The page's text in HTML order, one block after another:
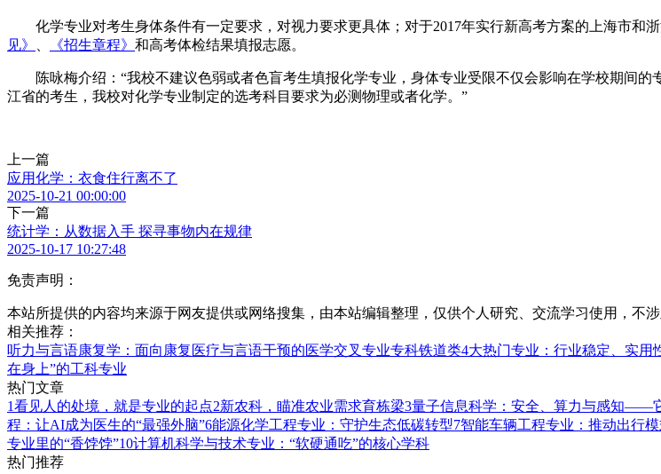
化学专业对考生身体条件有一定要求，对视力要求更具体；对于2017年实行新高考方案的上海市和
见》
《招生章程》 和高考体检结果填报志愿。
陈咏梅介绍：“我校不建议色弱或者色盲考生填报化学专业，身体专业受限不仅会影响在学校期间
江省的考生，我校对化学专业制定的选考科目要求为必测物理或者化学。”
上一篇
应用化学：衣食住行离不了
2025-10-21 00:00:00
下一篇
统计学：从数据入手 探寻事物内在规律
2025-10-17 10:27:48
免责声明：
本站所提供的内容均来源于网友提供或网络搜集，由本站编辑整理，仅供个人研究、交流学习使用，不
相关推荐：
听力与言语康复学：面向康复医疗与言语干预的医学交叉专业专科铁道类4大热门专业：行业稳定、实用
在身上”的工科专业
热门文章
1看见人的处境，就是专业的起点2新农科，瞄准农业需求育栋梁3量子信息科学：安全、算力与感知——
程：让AI成为医生的“最强外脑”6能源化学工程专业：守护生态低碳转型7智能车辆工程专业：推动出行
专业里的“香饽饽”10计算机科学与技术专业：“软硬通吃”的核心学科
热门推荐